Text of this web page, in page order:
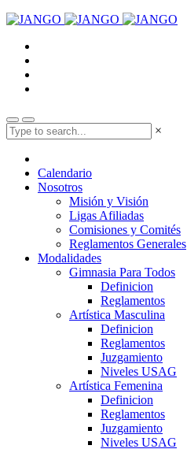
×
Calendario
Nosotros
Misión y Visión
Ligas Afiliadas
Comisiones y Comités
Reglamentos Generales
Modalidades
Gimnasia Para Todos
Definicion
Reglamentos
Artística Masculina
Definicion
Reglamentos
Juzgamiento
Niveles USAG
Artística Femenina
Definicion
Reglamentos
Juzgamiento
Niveles USAG